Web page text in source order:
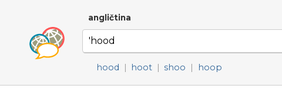
angličtina
hood | hoot | shoo | hoop